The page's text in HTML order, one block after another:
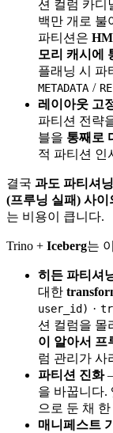
션 컬럼 카디
백만 개로 불
파티션은
모리 캐시에
플래닝 시 파
METADATA /
레이아웃 고
파티션 전략
블을 통째로
적 파티션 인
결국 과도 파티셔
(프루닝 실패) 사이
는 비용이 큽니다.
Trino + Iceberg는
히든 파티셔
대한
user_id) ·
션 컬럼을 몰
이 알아서 프
럼 관리가 사
파티션 진화
을 바꿉니다.
으로 둔 채
매니페스트